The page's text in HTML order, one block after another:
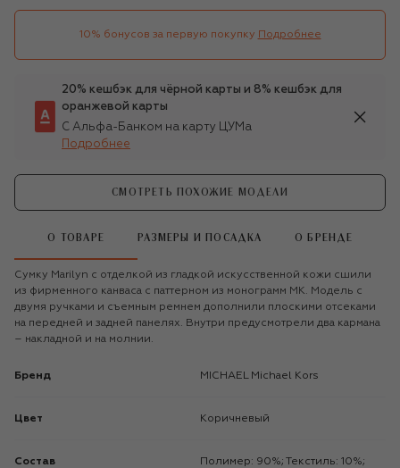
10% бонусов за первую покупку Подробнее
20% кешбэк для чёрной карты и 8% кешбэк для
оранжевой карты
С Альфа-Банком на карту ЦУМа
Подробнее
СМОТРЕТЬ ПОХОЖИЕ МОДЕЛИ
О ТОВАРЕ РАЗМЕРЫ И ПОСАДКА О БРЕНДЕ
Сумку Marilyn с отделкой из гладкой искусственной кожи сшили
из фирменного канваса с паттерном из монограмм MK. Модель с
двумя ручками и съемным ремнем дополнили плоскими отсеками
на передней и задней панелях. Внутри предусмотрели два кармана
– накладной и на молнии.
Бренд MICHAEL Michael Kors
Цвет Коричневый
Состав Полимер: 90%; Текстиль: 10%;